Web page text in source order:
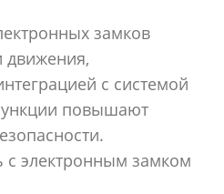
замков
движения,
с системой
повышают
с электронным замком